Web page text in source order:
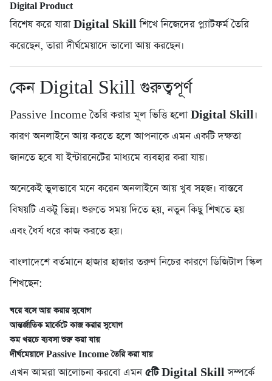
Digital Product
বিশেষ করে যারাDigital Skillশিখে নিজেদের প্ল্যাটফর্ম তৈরি
করেছেন, তারা দীর্ঘমেয়াদে ভালো আয় করছেন।
কেন Digital Skill গুরুত্বপূর্ণ
Passive Income তৈরি করার মূল ভিত্তি হলোDigital Skill।
কারণ অনলাইনে আয় করতে হলে আপনাকে এমন একটি দক্ষতা
জানতে হবে যা ইন্টারনেটের মাধ্যমে ব্যবহার করা যায়।
অনেকেই ভুলভাবে মনে করেন অনলাইনে আয় খুব সহজ। বাস্তবে
বিষয়টি একটু ভিন্ন। শুরুতে সময় দিতে হয়, নতুন কিছু শিখতে হয়
এবং ধৈর্য ধরে কাজ করতে হয়।
বাংলাদেশে বর্তমানে হাজার হাজার তরুণ নিচের কারণে ডিজিটাল স্কিল
শিখছেন:
ঘরে বসে আয় করার সুযোগ
আন্তর্জাতিক মার্কেটে কাজ করার সুযোগ
কম খরচে ব্যবসা শুরু করা যায়
দীর্ঘমেয়াদে Passive Income তৈরি করা যায়
এখন আমরা আলোচনা করবো এমন৫টি Digital Skillসম্পর্কে